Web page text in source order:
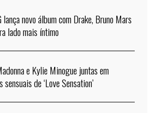
lança novo álbum com Drake, Bruno Mars
lado mais íntimo
e Kylie Minogue juntas em
sensuais de ‘Love Sensation’